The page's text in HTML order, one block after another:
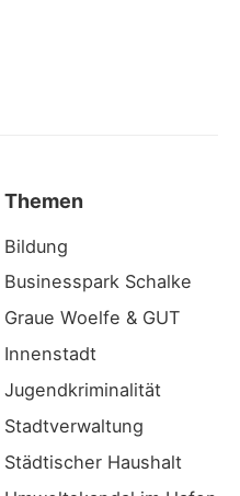
Themen
Bildung
Businesspark Schalke
Graue Woelfe & GUT
Innenstadt
Jugendkriminalität
Stadtverwaltung
Städtischer Haushalt